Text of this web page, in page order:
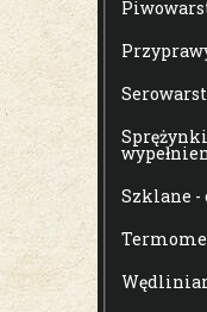
Szklane -